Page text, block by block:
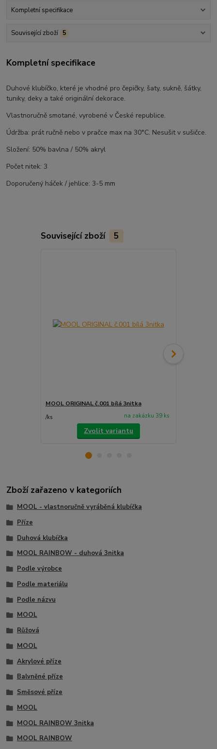
Kompletní specifikace
Související zboží 5
Kompletní specifikace
Duhové klubíčko, které je vhodné pro čepičky, šaty, sukně, šátky,
tuniky, deky a také originální dekorace.
Vlastnoručně smotané, vyrobené v České republice.
Údržba: prát ručně nebo v pračce max na 30°C. Nesušit v sušičce.
Složení: 50% bavlna / 50% akryl
Počet nitek: 3
Doporučený háček / jehlice: 3-5 mm
Související zboží 5
MOOL ORIGINAL č.001 bílá 3nitka
/ks na zakázku 39 ks
Zvolit variantu
Zboží zařazeno v kategoriích
MOOL - vlastnoručně vyráběná klubíčka
Příze
Duhová klubíčka
MOOL RAINBOW - duhová 3nitka
Podle výrobce
Podle materiálu
Podle názvu
MOOL
Růžová
MOOL
Akrylové příze
Balvněné příze
Směsové příze
MOOL
MOOL RAINBOW 3nitka
MOOL RAINBOW